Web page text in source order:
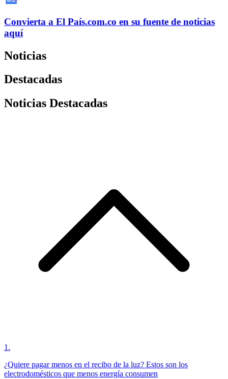
Convierta a El País.com.co en su fuente de noticias
aquí
Noticias
Destacadas
Noticias Destacadas
1 .
¿Quiere pagar menos en el recibo de la luz? Estos son los
electrodomésticos que menos energía consumen